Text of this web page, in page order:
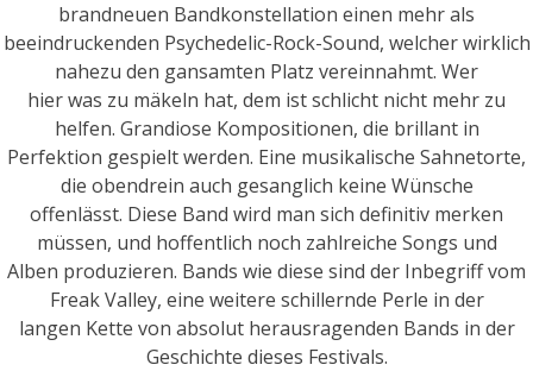
brandneuen Bandkonstellation einen mehr als
beeindruckenden Psychedelic-Rock-Sound, welcher wirklich
nahezu den gansamten Platz vereinnahmt. Wer
hier was zu mäkeln hat, dem ist schlicht nicht mehr zu
helfen. Grandiose Kompositionen, die brillant in
Perfektion gespielt werden. Eine musikalische Sahnetorte,
die obendrein auch gesanglich keine Wünsche
offenlässt. Diese Band wird man sich definitiv merken
müssen, und hoffentlich noch zahlreiche Songs und
Alben produzieren. Bands wie diese sind der Inbegriff vom
Freak Valley, eine weitere schillernde Perle in der
langen Kette von absolut herausragenden Bands in der
Geschichte dieses Festivals.